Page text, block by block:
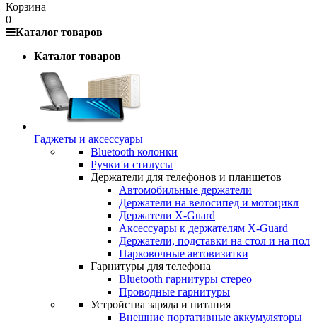
Корзина
0
Каталог товаров
Каталог товаров
Гаджеты и аксессуары
Bluetooth колонки
Ручки и стилусы
Держатели для телефонов и планшетов
Автомобильные держатели
Держатели на велосипед и мотоцикл
Держатели X-Guard
Аксессуары к держателям X-Guard
Держатели, подставки на стол и на пол
Парковочные автовизитки
Гарнитуры для телефона
Bluetooth гарнитуры стерео
Проводные гарнитуры
Устройства заряда и питания
Внешние портативные аккумуляторы